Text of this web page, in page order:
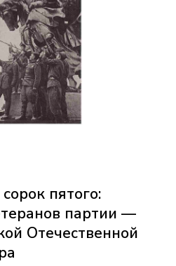
пятого:
партии —
Отечественной